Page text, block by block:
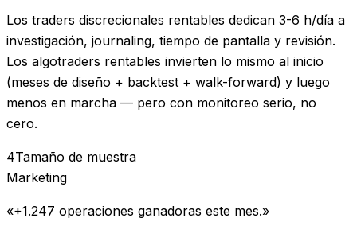
Los traders discrecionales rentables dedican 3-6 h/día a
investigación, journaling, tiempo de pantalla y revisión.
Los algotraders rentables invierten lo mismo al inicio
(meses de diseño + backtest + walk-forward) y luego
menos en marcha — pero con monitoreo serio, no
cero.
4Tamaño de muestra
Marketing
«+1.247 operaciones ganadoras este mes.»